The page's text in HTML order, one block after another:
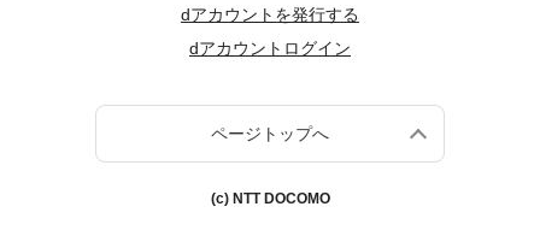
dアカウントを発行する
dアカウントログイン
ページトップへ
(c) NTT DOCOMO